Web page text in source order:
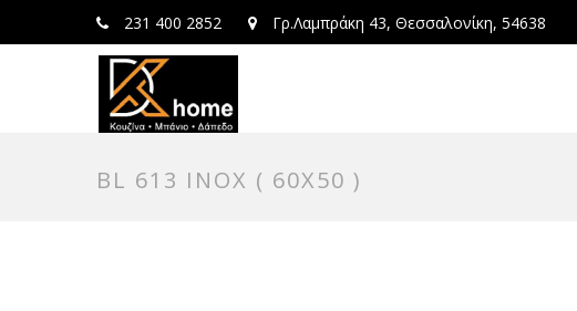
231 400 2852 Γρ.Λαμπράκη 43, Θεσσαλονίκη, 54638
BL 613 INOX ( 60X50 )